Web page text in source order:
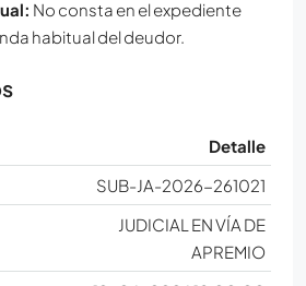
No consta en el expediente
habitual del deudor.
Detalle
SUB-JA-2026-261021
JUDICIAL EN VÍA DE
APREMIO